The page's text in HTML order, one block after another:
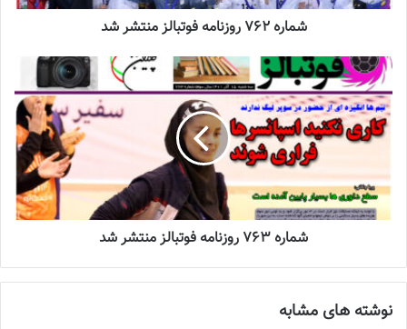
نوعی الک شده لیگ برتر است، تاکید کرد: متاسفانه مسابقات کیفیت
پیکان صدرنشین که مهره های زیادی دارد. تمام مهره های و بازیکنان
خوب کشور در 3 یا 4 تیم پخش شده اند و تمام تیم ها انگیزه ای برای
مسابقات ندارند، چرا که هیچ خروجی برای تیم ها و اسپانسرهای آنها
ندارند، آیا مسابقات بین المللی و آسیایی داریم.
وی یادآور شد: با توجه به اینکه مسابقات نیز قرار است در 3 دور برگزار
شود و به نوعی دور سوم هزینه های بسیار سنگینی را بر دوش تیمها و
حامیان آنها گذاشته است، به این صورت اسپانسرها فراری می شوند، در
رسد.
شماره 762 روزنامه فوتبالز منتشر شد
شماره 763 روزنامه فوتبالز منتشر شد
نوشته های مشابه